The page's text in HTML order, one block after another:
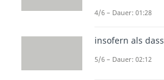
4/6 – Dauer: 01:28
insofern als dass
5/6 – Dauer: 02:12